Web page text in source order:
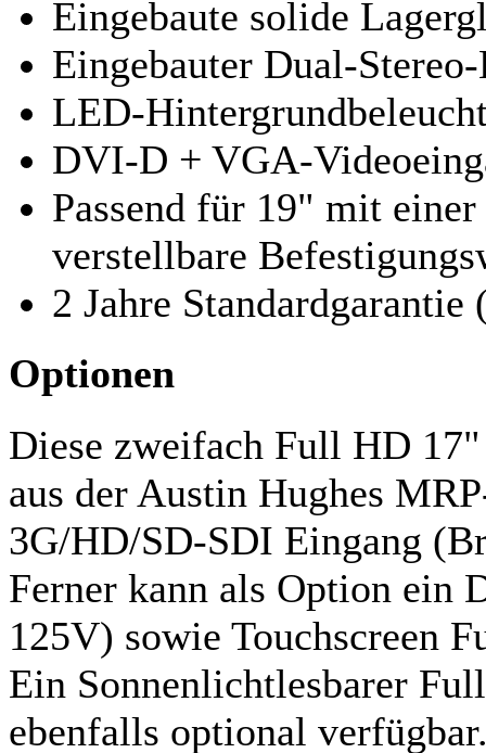
Eingebaute solide
Eingebauter Dual-
LED-
DVI-D + VGA-
Passend für 19" mit
verstellbare
2 Jahre
Optionen
Diese zweifach Full HD
aus der Austin Hughes
3G/HD/SD-SDI Eingang
Ferner kann als Option ein
125V) sowie Touchscreen
Ein Sonnenlichtlesbarer
ebenfalls optional